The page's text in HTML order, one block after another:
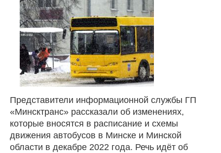
Представители информационной службы ГП
«Минсктранс» рассказали об изменениях,
которые вносятся в расписание и схемы
движения автобусов в Минске и Минской
области в декабре 2022 года. Речь идёт об